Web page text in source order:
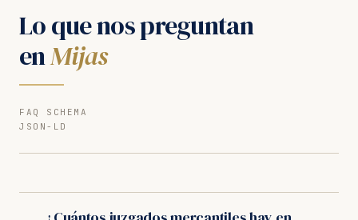
Lo que nos preguntan
enMijas
FAQ SCHEMA
JSON-LD